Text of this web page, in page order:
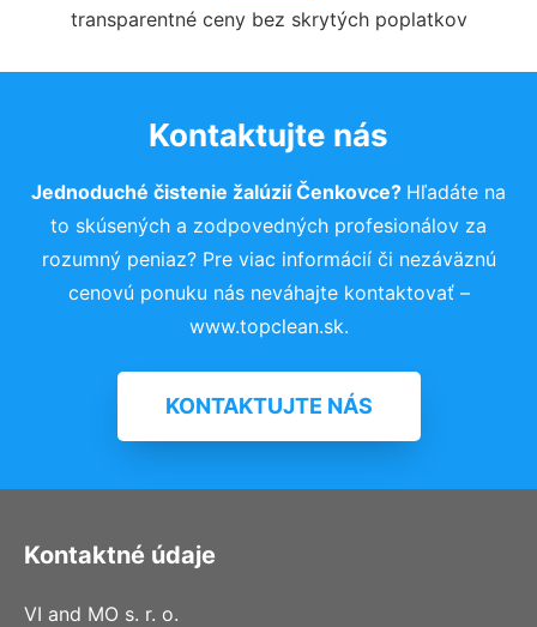
transparentné ceny bez skrytých poplatkov
Kontaktujte nás
Jednoduché čistenie žalúzií Čenkovce? Hľadáte na
to skúsených a zodpovedných profesionálov za
rozumný peniaz? Pre viac informácií či nezáväznú
cenovú ponuku nás neváhajte kontaktovať –
www.topclean.sk.
KONTAKTUJTE NÁS
Kontaktné údaje
VI and MO s. r. o.